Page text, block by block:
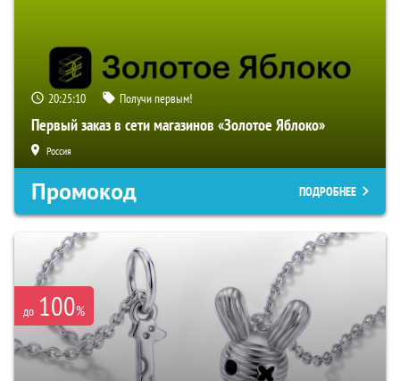
20:25:09 Получи первым!
Первый заказ в сети магазинов «Золотое Яблоко»
Россия
Промокод ПОДРОБНЕЕ
до 100%